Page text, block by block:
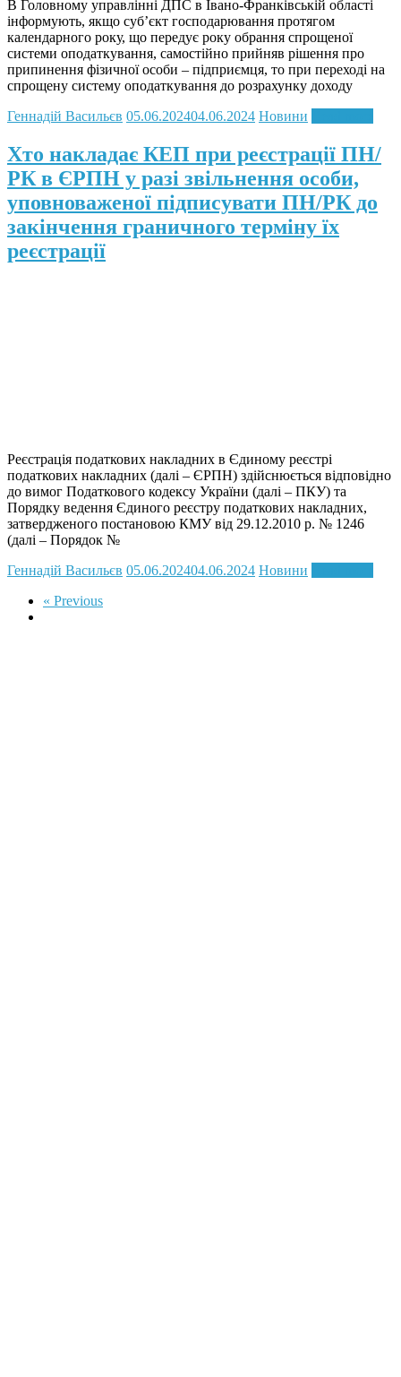
В Головному управлінні ДПС в Івано-Франківській області
інформують, якщо суб’єкт господарювання протягом
календарного року, що передує року обрання спрощеної
системи оподаткування, самостійно прийняв рішення про
припинення фізичної особи – підприємця, то при переході на
спрощену систему оподаткування до розрахунку доходу
Геннадій Васильєв 05.06.202404.06.2024 Новини
Хто накладає КЕП при реєстрації ПН/
РК в ЄРПН у разі звільнення особи,
уповноваженої підписувати ПН/РК до
закінчення граничного терміну їх
реєстрації
Реєстрація податкових накладних в Єдиному реєстрі
податкових накладних (далі – ЄРПН) здійснюється відповідно
до вимог Податкового кодексу України (далі – ПКУ) та
Порядку ведення Єдиного реєстру податкових накладних,
затвердженого постановою КМУ від 29.12.2010 р. № 1246
(далі – Порядок №
Геннадій Васильєв 05.06.202404.06.2024 Новини
« Previous